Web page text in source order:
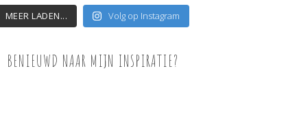
MEER LADEN... Volg op Instagram
BENIEUWD NAAR MIJN INSPIRATIE?